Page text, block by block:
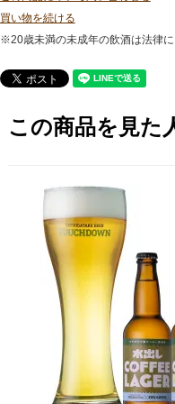
買い物を続ける
※20歳未満の未成年の飲酒は法律に
この商品を見た